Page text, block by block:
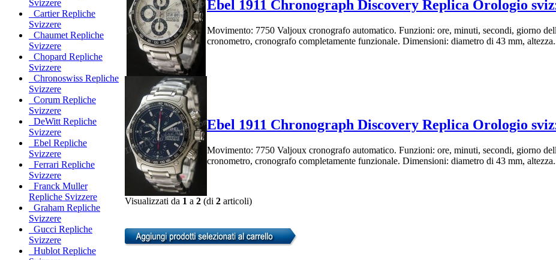
Svizzere
Cartier Repliche
Svizzere
Chaumet Repliche
Svizzere
Chopard Repliche
Svizzere
Chronoswiss Repliche
Svizzere
Corum Repliche
Svizzere
DeWitt Repliche
Svizzere
Ebel Repliche
Svizzere
Ferrari Repliche
Svizzere
Franck Muller
Repliche Svizzere
Graham Repliche
Svizzere
Gucci Repliche
Svizzere
Hublot Repliche
Ebel 1911 Chronograph Discovery Replica Orologio
Movimento: 7750 Valjoux cronografo automatico. Funzioni: ore, minuti, secondi, giorno
cronometro, cronografo completamente funzionale. Dimensioni: diametro di 43 mm,
Ebel 1911 Chronograph Discovery Replica Orologio
Movimento: 7750 Valjoux cronografo automatico. Funzioni: ore, minuti, secondi, giorno
cronometro, cronografo completamente funzionale. Dimensioni: diametro di 43 mm,
Visualizzati da 1 a 2 (di 2 articoli)